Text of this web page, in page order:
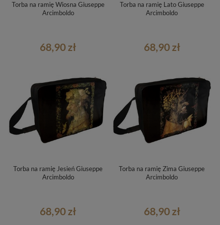
Torba na ramię Wiosna Giuseppe
Arcimboldo
68,90 zł
Torba na ramię Lato Giuseppe
Arcimboldo
68,90 zł
Torba na ramię Jesień Giuseppe
Arcimboldo
68,90 zł
Torba na ramię Zima Giuseppe
Arcimboldo
68,90 zł